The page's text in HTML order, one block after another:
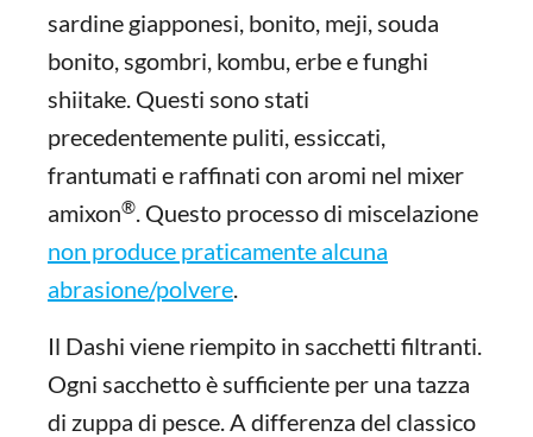
sardine giapponesi, bonito, meji, souda
bonito, sgombri, kombu, erbe e funghi
shiitake. Questi sono stati
precedentemente puliti, essiccati,
frantumati e raffinati con aromi nel mixer
amixon®. Questo processo di miscelazione
non produce praticamente alcuna
abrasione/polvere.
Il Dashi viene riempito in sacchetti filtranti.
Ogni sacchetto è sufficiente per una tazza
di zuppa di pesce. A differenza del classico